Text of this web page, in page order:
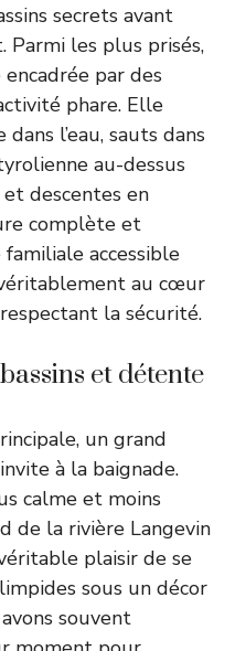
secrets avant
Parmi les plus prisés,
par des
phare. Elle
l’eau, sauts dans
au-dessus
descentes en
complète et
accessible
au cœur
la sécurité.
et détente
un grand
à la baignade.
calme et moins
de la rivière Langevin
plaisir de se
sous un décor
souvent